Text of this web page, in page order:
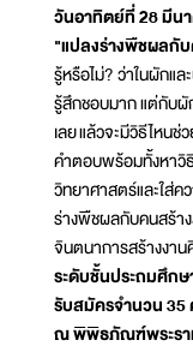
วันอาทิตย์ที่ 28 มีน
"แปลงร่างพืชผลกั
รู้หรือไม่? ว่าในผักแล
รู้สึกชอบมาก แต่กับผั
เลย แล้วจะมีวิธีไหน
คำตอบพร้อมทั้งหาวิ
วิทยาศาสตร์และใส่
ร่างพืชผลกับคนสร้า
จินตนาการสร้างงา
ระดับชั้นประถมศึก
รับสมัครจำนวน 35
ณ พิพิธภัณฑ์พระรา